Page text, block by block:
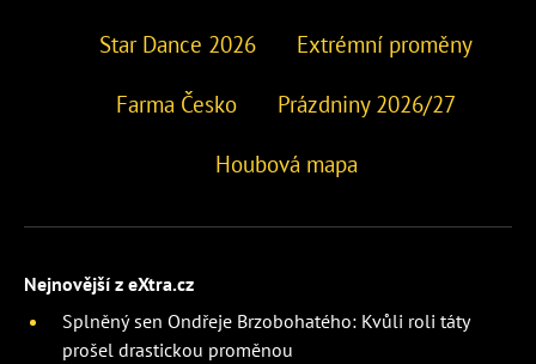
Star Dance 2026 Extrémní proměny
Farma Česko Prázdniny 2026/27
Houbová mapa
Nejnovější z eXtra.cz
Splněný sen Ondřeje Brzobohatého: Kvůli roli táty
prošel drastickou proměnou